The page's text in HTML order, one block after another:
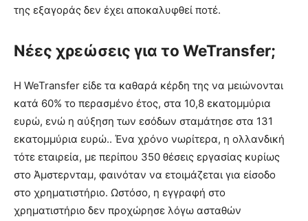
της εξαγοράς δεν έχει αποκαλυφθεί ποτέ.
Νέες χρεώσεις για το WeTransfer;
Η WeTransfer είδε τα καθαρά κέρδη της να μειώνονται
κατά 60% το περασμένο έτος, στα 10,8 εκατομμύρια
ευρώ, ενώ η αύξηση των εσόδων σταμάτησε στα 131
εκατομμύρια ευρώ.. Ένα χρόνο νωρίτερα, η ολλανδική
τότε εταιρεία, με περίπου 350 θέσεις εργασίας κυρίως
στο Άμστερνταμ, φαινόταν να ετοιμάζεται για είσοδο
στο χρηματιστήριο. Ωστόσο, η εγγραφή στο
χρηματιστήριο δεν προχώρησε λόγω ασταθών